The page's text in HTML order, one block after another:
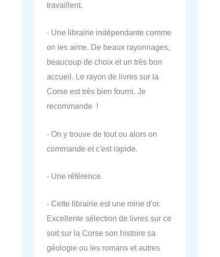
travaillent.
- Une librairie indépendante comme
on les aime. De beaux rayonnages,
beaucoup de choix et un très bon
accueil. Le rayon de livres sur la
Corse est très bien fourni. Je
recommande !
- On y trouve de tout ou alors on
commande et c'est rapide.
- Une référence.
- Cette librairie est une mine d'or.
Excellente sélection de livres sur ce
soit sur la Corse son histoire sa
géologie ou les romans et autres